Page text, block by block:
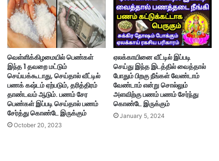
வெள்ளிக்கிழமையில் பெண்கள்
இந்த 1 தவறை மட்டும்
செய்யக்கூடாது, செய்தால் வீட்டில்
பணக் கஷ்டம் ஏற்படும், தரித்திரம்
தாண்டவம் ஆடும். பணம் சேர
பெண்கள் இப்படி செய்தால் பணம்
சேர்த்து கொண்டே இருக்கும்
October 20, 2023
ஏலக்காயினை வீட்டில் இப்படி
செய்து இந்த இடத்தில் வைத்தால்
போதும் பிறகு நீங்கள் வேண்டாம்
வேண்டாம் என்று சொல்லும்
அளவிற்கு பணம் பணம் சேர்ந்து
கொண்டே இருக்கும்
January 5, 2024